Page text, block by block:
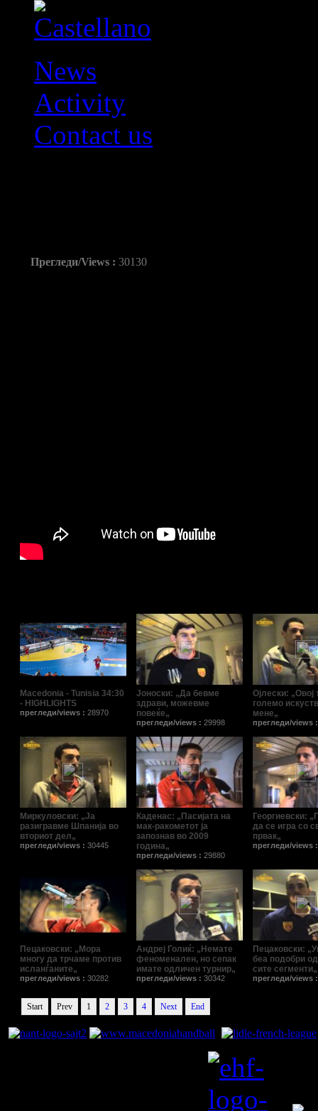
News
Activity
Contact us
Прегледи/Views : 30130
Macedonia - Tunisia 34:30
- HIGHLIGHTS
прегледи/views : 28970
Јоноски: „Да бевме
здрави, можевме
повеќе„
прегледи/views : 29998
Ојлески: „Овој
големо
мене„
прегледи/views
Миркуловски: „Ја
разигравме Шпанија во
вториот дел„
прегледи/views : 30445
Каденас: „Пасијата на
мак-ракометот ја
запознав во 2009
година„
прегледи/views : 29880
Георгиевски:
да се игра со
првак„
прегледи/views
Пецаковски: „Мора
многу да трчаме против
исланѓаните„
прегледи/views : 30282
Андреј Голиќ: „Немате
феноменален, но сепак
имате одличен турнир„
прегледи/views : 30342
Пецаковски:
беа подобри
сите сегменти„
прегледи/views
Start Prev 1 2 3 4 Next End